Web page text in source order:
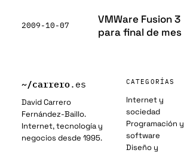
2009-10-07
VMWare Fusion 3
para final de mes
~/carrero.es
David Carrero
Fernández-Baillo.
Internet, tecnología y
negocios desde 1995.
CATEGORÍAS
Internet y
sociedad
Programación y
software
Diseño y